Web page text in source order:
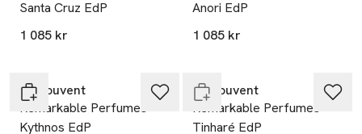
Santa Cruz EdP
1 085 kr
Anori EdP
1 085 kr
Le Couvent
Remarkable Perfumes
Kythnos EdP
Le Couvent
Remarkable Perfumes
Tinharé EdP